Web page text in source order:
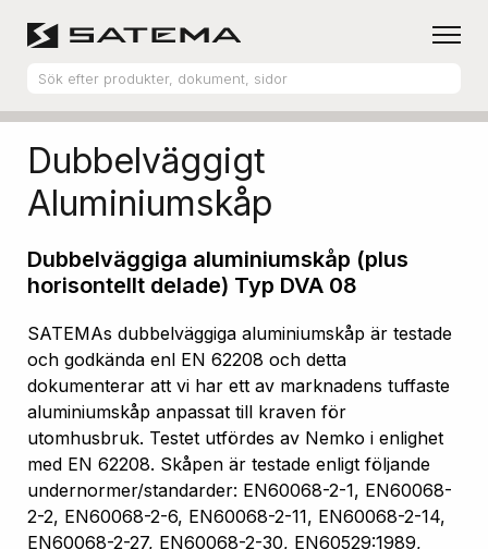
Produktsortiment Aluminiumskåp
Dubbelväggigt
Aluminiumskåp
Dubbelväggiga aluminiumskåp (plus
horisontellt delade) Typ DVA 08
SATEMAs dubbelväggiga aluminiumskåp är testade
och godkända enl EN 62208 och detta
dokumenterar att vi har ett av marknadens tuffaste
aluminiumskåp anpassat till kraven för
utomhusbruk. Testet utfördes av Nemko i enlighet
med EN 62208. Skåpen är testade enligt följande
undernormer/standarder: EN60068-2-1, EN60068-
2-2, EN60068-2-6, EN60068-2-11, EN60068-2-14,
EN60068-2-27, EN60068-2-30, EN60529:1989,